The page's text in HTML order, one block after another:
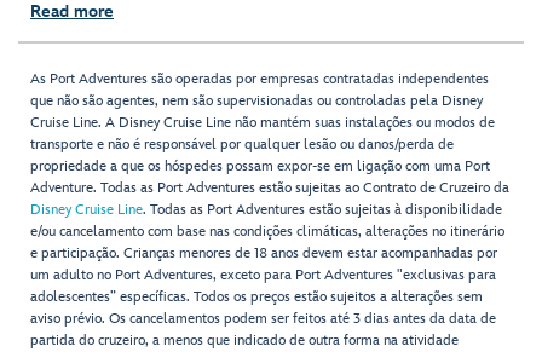
Read more
As Port Adventures são operadas por empresas contratadas independentes
que não são agentes, nem são supervisionadas ou controladas pela Disney
Cruise Line. A Disney Cruise Line não mantém suas instalações ou modos de
transporte e não é responsável por qualquer lesão ou danos/perda de
propriedade a que os hóspedes possam expor-se em ligação com uma Port
Adventure. Todas as Port Adventures estão sujeitas ao Contrato de Cruzeiro da
Disney Cruise Line. Todas as Port Adventures estão sujeitas à disponibilidade
e/ou cancelamento com base nas condições climáticas, alterações no itinerário
e participação. Crianças menores de 18 anos devem estar acompanhadas por
um adulto no Port Adventures, exceto para Port Adventures "exclusivas para
adolescentes” específicas. Todos os preços estão sujeitos a alterações sem
aviso prévio. Os cancelamentos podem ser feitos até 3 dias antes da data de
partida do cruzeiro, a menos que indicado de outra forma na atividade